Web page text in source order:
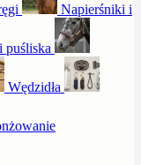
Napierśniki i
puśliska
Wędzidła